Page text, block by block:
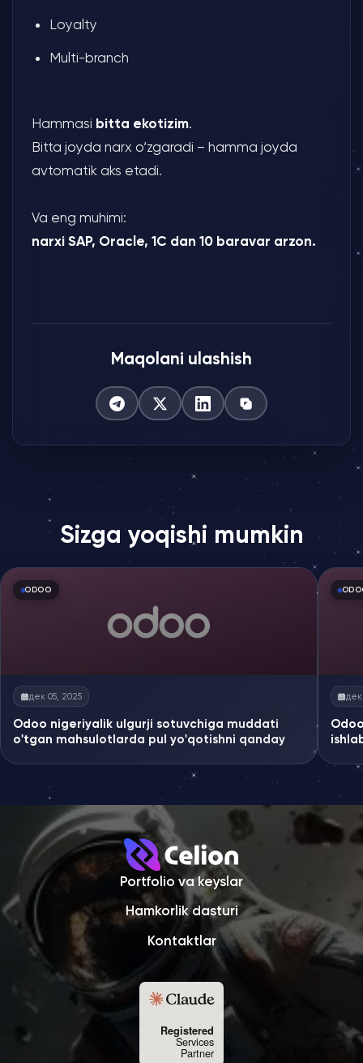
Loyalty
Multi-branch
Hammasi bitta ekotizim.
Bitta joyda narx o‘zgaradi – hamma joyda
avtomatik aks etadi.
Va eng muhimi:
narxi SAP, Oracle, 1C dan 10 baravar arzon.
Maqolani ulashish
Sizga yoqishi mumkin
ODOO
дек 05, 2025
Odoo nigeriyalik ulgurji sotuvchiga muddati
o'tgan mahsulotlarda pul yo'qotishni qanday
дек
Portfolio va keyslar
Hamkorlik dasturi
Kontaktlar